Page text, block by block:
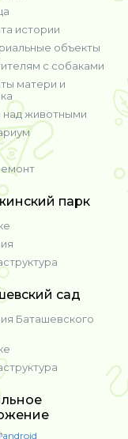
истории
объекты
с собаками
матери и
над животными
парк
сад
Баташевского